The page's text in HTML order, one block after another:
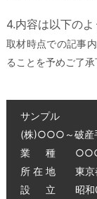
4.内容は以下のよ
取材時点での記事
ることを予めご了承
サンプル
(株)○○○～破産
業 種
所 在 地 東
設 立 昭和